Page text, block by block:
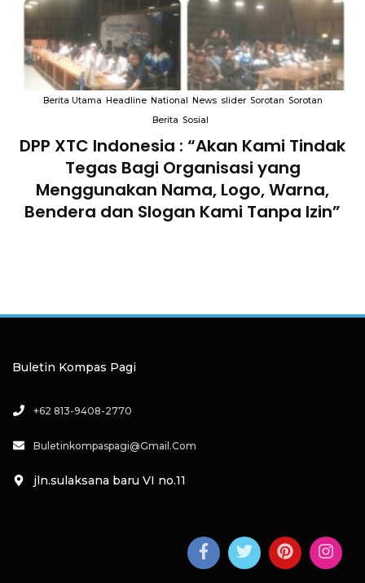
Berita Utama Headline National News slider Sorotan Sorotan
Berita Sosial
DPP XTC Indonesia : “Akan Kami Tindak
Tegas Bagi Organisasi yang
Menggunakan Nama, Logo, Warna,
Bendera dan Slogan Kami Tanpa Izin”
Buletin Kompas Pagi
+62 813-9408-2770
Buletinkompaspagi@gmail.com
jln.sulaksana baru VI no.11